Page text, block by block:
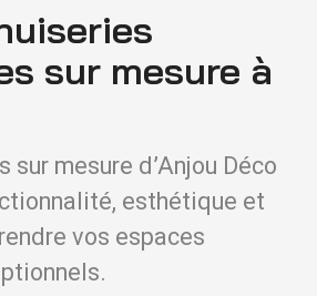
sur mesure à
sur mesure d’Anjou Déco
esthétique et
vos espaces